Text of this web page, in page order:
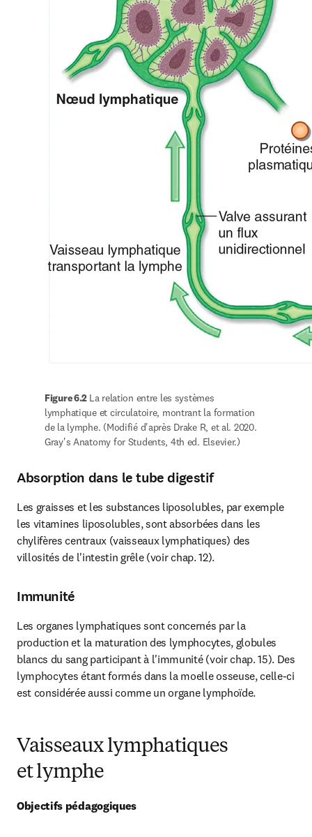
Figure 6.2 La relation entre les systèmes
lymphatique et circulatoire, montrant la formation
de la lymphe. (Modifié d'après Drake R, et al. 2020.
Gray's Anatomy for Students, 4th ed. Elsevier.)
Absorption dans le tube digestif
Les graisses et les substances liposolubles, par exemple
les vitamines liposolubles, sont absorbées dans les
chylifères centraux (vaisseaux lymphatiques) des
villosités de l'intestin grêle (voir chap. 12).
Immunité
Les organes lymphatiques sont concernés par la
production et la maturation des lymphocytes, globules
blancs du sang participant à l'immunité (voir chap. 15). Des
lymphocytes étant formés dans la moelle osseuse, celle-ci
est considérée aussi comme un organe lymphoïde.
Vaisseaux lymphatiques
et lymphe
Objectifs pédagogiques